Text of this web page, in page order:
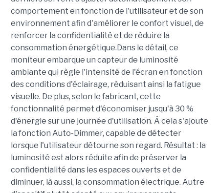
comportement en fonction de l'utilisateur et de son
environnement afin d'améliorer le confort visuel, de
renforcer la confidentialité et de réduire la
consommation énergétique.Dans le détail, ce
moniteur embarque un capteur de luminosité
ambiante qui règle l'intensité de l'écran en fonction
des conditions d'éclairage, réduisant ainsi la fatigue
visuelle. De plus, selon le fabricant, cette
fonctionnalité permet d'économiser jusqu'à 30 %
d'énergie sur une journée d'utilisation. À cela s'ajoute
la fonction Auto-Dimmer, capable de détecter
lorsque l'utilisateur détourne son regard. Résultat : la
luminosité est alors réduite afin de préserver la
confidentialité dans les espaces ouverts et de
diminuer, là aussi, la consommation électrique. Autre